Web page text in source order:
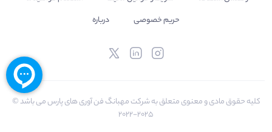
حریم خصوصی
درباره
کلیه حقوق مادی و معنوی متعلق به شرکت مهبانگ فن آوری های پارس می باشد ©
2025-2022